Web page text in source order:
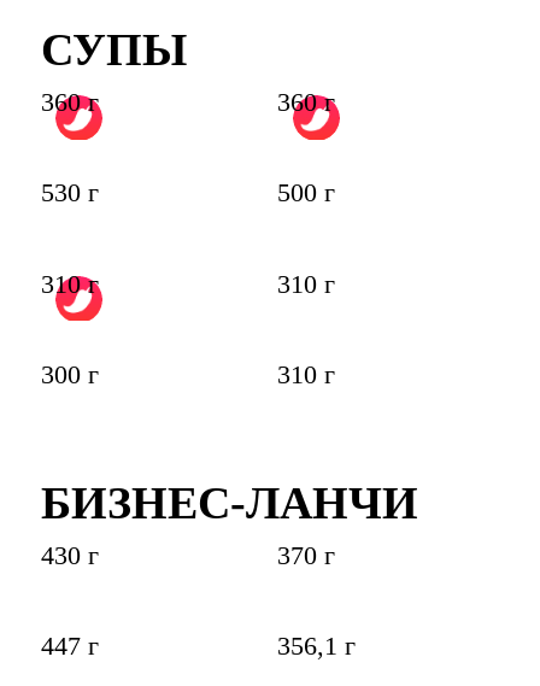
СУПЫ
360 г 360 г
530 г 500 г
310 г 310 г
300 г 310 г
БИЗНЕС-ЛАНЧИ
430 г 370 г
447 г 356,1 г